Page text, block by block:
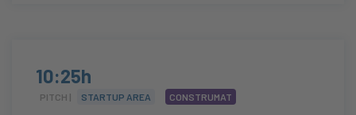
10:25h
PITCH | STARTUP AREA CONSTRUMAT